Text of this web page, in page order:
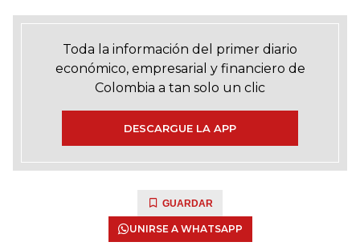
Toda la información del primer diario
económico, empresarial y financiero de
Colombia a tan solo un clic
DESCARGUE LA APP
GUARDAR
UNIRSE A WHATSAPP